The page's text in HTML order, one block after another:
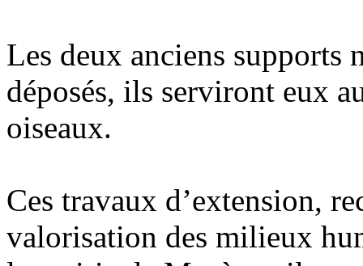
Les deux anciens supports
déposés, ils serviront eux
oiseaux.
Ces travaux d’extension,
valorisation des milieux